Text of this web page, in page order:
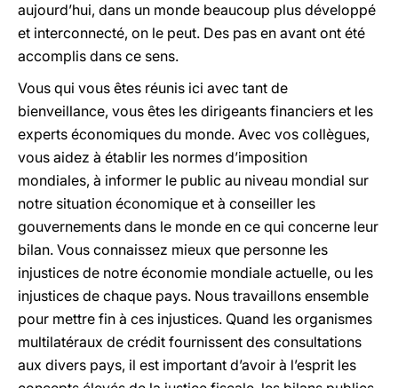
aujourd’hui, dans un monde beaucoup plus développé
et interconnecté, on le peut. Des pas en avant ont été
accomplis dans ce sens.
Vous qui vous êtes réunis ici avec tant de
bienveillance, vous êtes les dirigeants financiers et les
experts économiques du monde. Avec vos collègues,
vous aidez à établir les normes d’imposition
mondiales, à informer le public au niveau mondial sur
notre situation économique et à conseiller les
gouvernements dans le monde en ce qui concerne leur
bilan. Vous connaissez mieux que personne les
injustices de notre économie mondiale actuelle, ou les
injustices de chaque pays. Nous travaillons ensemble
pour mettre fin à ces injustices. Quand les organismes
multilatéraux de crédit fournissent des consultations
aux divers pays, il est important d’avoir à l’esprit les